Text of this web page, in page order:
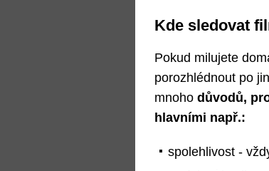
Kde sledovat
Pokud milujete
porozhlédnout po
mnohodůvodů,
hlavními např.:
spolehlivost -